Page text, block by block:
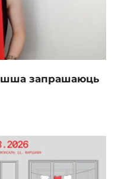
запрашаюць